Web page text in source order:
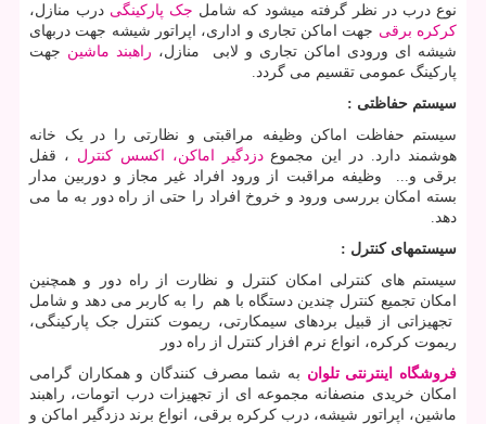
نوع درب در نظر گرفته میشود که شامل جک پارکینگی درب منازل،
کرکره برقی جهت اماکن تجاری و اداری، اپراتور شیشه جهت دربهای
شیشه ای ورودی اماکن تجاری و لابی منازل، راهبند ماشین جهت
پارکینگ عمومی تقسیم می گردد.
سیستم حفاظتی :
سیستم حفاظت اماکن وظیفه مراقبتی و نظارتی را در یک خانه
هوشمند دارد. در این مجموعدزدگیر اماکن، اکسس کنترل ، قفل
برقی و... وظیفه مراقبت از ورود افراد غیر مجاز و دوربین مدار
بسته امکان بررسی ورود و خروخ افراد را حتی از راه دور به ما می
دهد.
سیستمهای کنترل :
سیستم های کنترلی امکان کنترل و نظارت از راه دور و همچنین
امکان تجمیع کنترل چندین دستگاه با هم را به کاربر می دهد و شامل
تجهیزاتی از قبیل بردهای سیمکارتی، ریموت کنترل جک پارکینگی،
ریموت کرکره، انواع نرم افزار کنترل از راه دور
فروشگاه اینترنتی تلوان به شما مصرف کنندگان و همکاران گرامی
امکان خریدی منصفانه مجموعه ای از تجهیزات درب اتومات، راهبند
ماشین، اپراتور شیشه، درب کرکره برقی، انواع برند دزدگیر اماکن و